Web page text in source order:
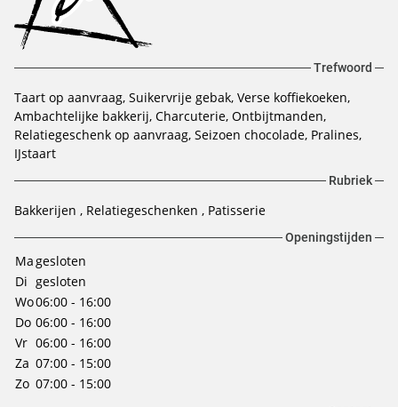
Trefwoord
Taart op aanvraag Suikervrije gebak Verse koffiekoeken
Ambachtelijke bakkerij Charcuterie Ontbijtmanden
Relatiegeschenk op aanvraag Seizoen chocolade Pralines
IJstaart
Rubriek
Bakkerijen Relatiegeschenken Patisserie
Openingstijden
Magesloten
Di gesloten
Wo06:00 - 16:00
Do 06:00 - 16:00
Vr 06:00 - 16:00
Za 07:00 - 15:00
Zo 07:00 - 15:00